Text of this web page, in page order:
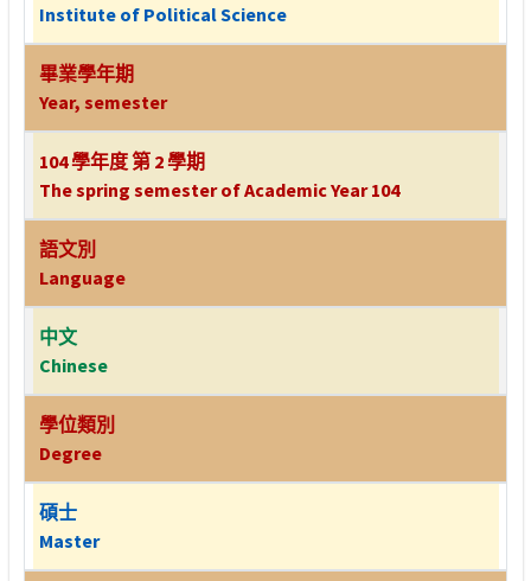
Institute of Political Science
畢業學年期
Year, semester
104 學年度 第 2 學期
The spring semester of Academic Year 104
語文別
Language
中文
Chinese
學位類別
Degree
碩士
Master